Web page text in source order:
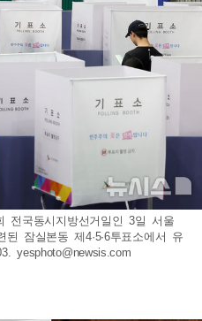
전국동시지방선거일인 3일 서울
잠실본동 제4·5·6투표소에서 유
yesphoto@newsis.com